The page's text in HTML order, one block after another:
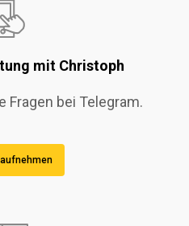
mit Christoph
Fragen bei Telegram.